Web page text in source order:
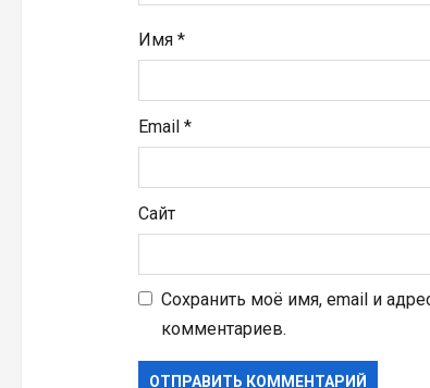
я
м
Имя *
Email *
Сайт
Сохранить моё имя, email и
комментариев.